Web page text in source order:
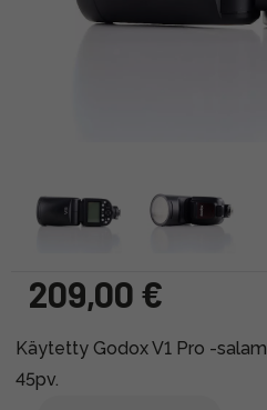
209,00 €
Käytetty Godox V1 Pro -
45pv.